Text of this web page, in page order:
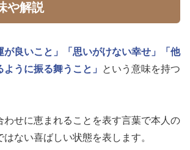
や解説
が良いこと」 「思いがけない幸せ」
「他
うに振る舞うこと」
という意味を持つ
わせに恵まれることを表す言葉で本人の
ない喜ばしい状態を表します。